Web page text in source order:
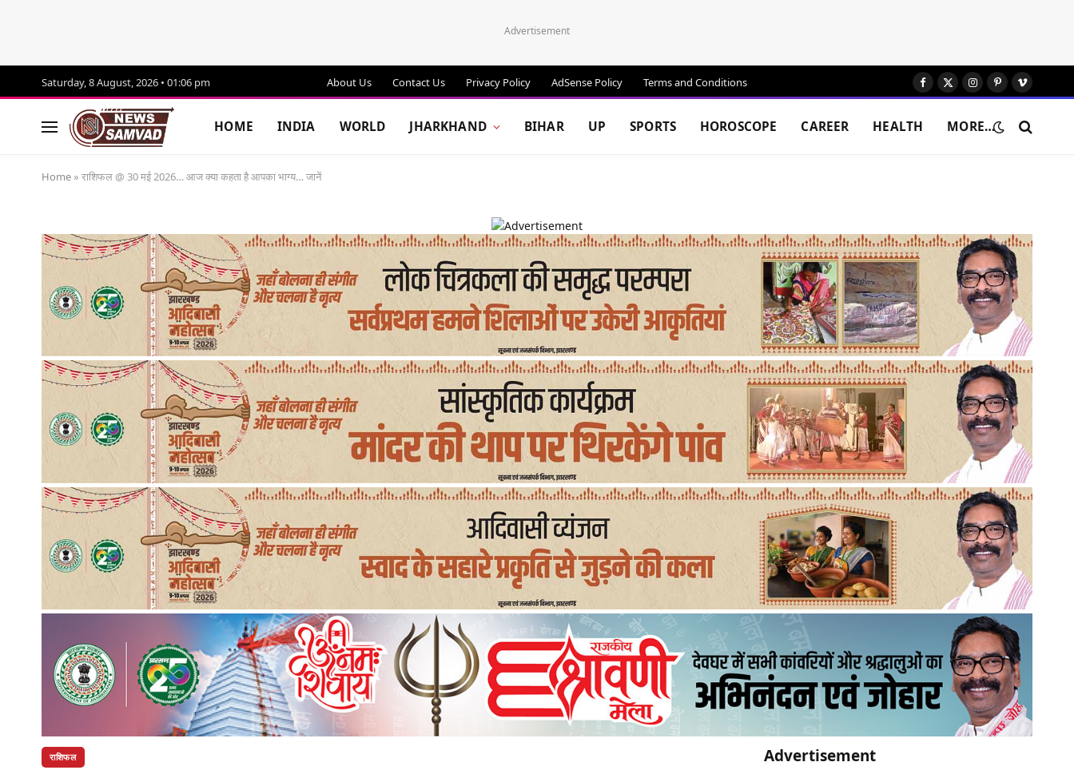
Advertisement
Saturday, 8 August, 2026 • 01:06 pm About Us Contact Us Privacy Policy AdSense Policy Terms and Conditions Facebook
X
Instagram
Pinterest
Vimeo
HOME INDIA WORLD JHARKHAND BIHAR UP SPORTS HOROSCOPE CAREER HEALTH MORE…
Home » राशिफल @ 30 मई 2026… आज क्या कहता है आपका भाग्य… जानें
राशिफल Advertisement